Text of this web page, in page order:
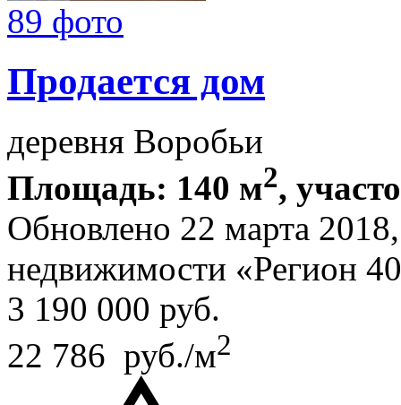
89 фото
Продается дом
деревня Воробьи
Площадь: 140 м2,
Обновлено 22 марта
недвижимости «Регион
3 190 000 руб.
22 786 руб./м2